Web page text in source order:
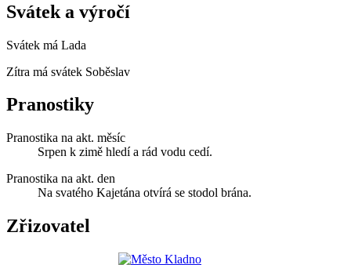
Svátek a výročí
Svátek má Lada
Zítra má svátek Soběslav
Pranostiky
Pranostika na akt. měsíc
Srpen k zimě hledí a rád vodu cedí.
Pranostika na akt. den
Na svatého Kajetána otvírá se stodol brána.
Zřizovatel